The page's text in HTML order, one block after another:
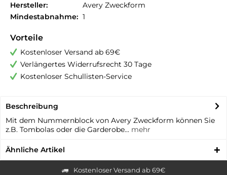
Hersteller:
Avery Zweckform
Mindestabnahme: 1
Vorteile
Kostenloser Versand ab 69€
Verlängertes Widerrufsrecht 30 Tage
Kostenloser Schullisten-Service
Beschreibung
Mit dem Nummernblock von Avery Zweckform können Sie
z.B. Tombolas oder die Garderobe... mehr
Ähnliche Artikel
Kostenloser Versand ab 69€